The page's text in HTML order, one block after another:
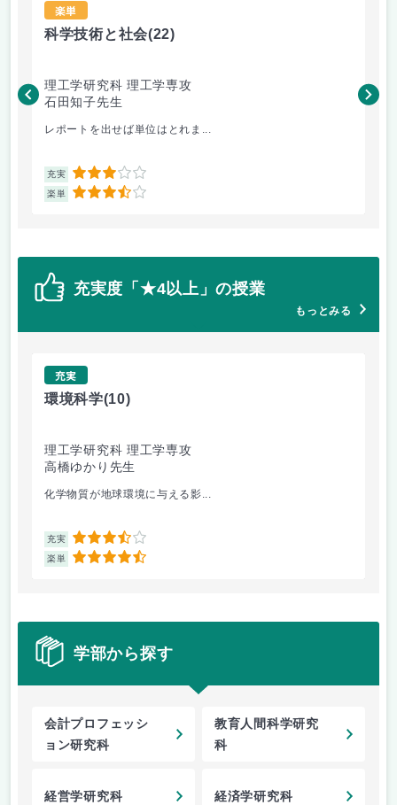
楽単
科学技術と社会(22)
理工学研究科 理工学専攻
石田知子先生
レポートを出せば単位はとれま...
充実 3
楽単 3.5
石
充実度「★4以上」の授業
もっとみる
充実
環境科学(10)
理工学研究科 理工学専攻
高橋ゆかり先生
化学物質が地球環境に与える影...
充実 3.5
楽単 4.5
学部から探す
会計プロフェッシ
ョン研究科
教育人間科学研究
科
経営学研究科 経済学研究科